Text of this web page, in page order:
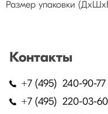
Размер упаковки
Контакты
+7 (495) 240-90-77
+7 (495) 220-03-60